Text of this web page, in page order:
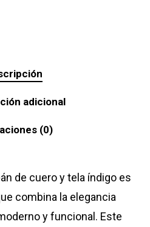
adicional
(0)
de cuero y tela índigo es
combina la elegancia
y funcional. Este